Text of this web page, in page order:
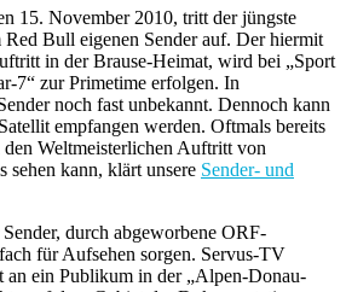
15. November 2010, tritt der jüngste
Bull eigenen Sender auf. Der hiermit
in der Brause-Heimat, wird bei „Sport
7“ zur Primetime erfolgen. In
noch fast unbekannt. Dennoch kann
empfangen werden. Oftmals bereits
Weltmeisterlichen Auftritt von
sehen kann, klärt unsere Sender- und
durch abgeworbene ORF-
für Aufsehen sorgen. Servus-TV
an ein Publikum in der „Alpen-Donau-